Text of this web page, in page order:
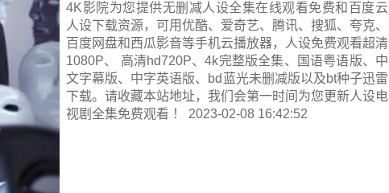
4K影院为您提供无删减人设全集在线观看免费和百度云
人设下载资源，可用优酷、爱奇艺、腾讯、搜狐、夸克、
百度网盘和西瓜影音等手机云播放器，人设免费观看超清
1080P、 高清hd720P、4k完整版全集、国语粤语版、中
文字幕版、中字英语版、bd蓝光未删减版以及bt种子迅雷
下载。请收藏本站地址，我们会第一时间为您更新人设电
视剧全集免费观看 ！ 2023-02-08 16:42:52